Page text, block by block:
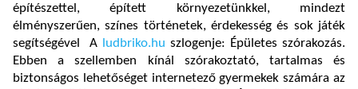
építészettel, épített környezetünkkel, mindezt
élményszerűen, színes történetek, érdekesség és sok játék
segítségével A
ludbriko.hu szlogenje: Épületes szórakozás.
Ebben a szellemben kínál szórakoztató, tartalmas és
biztonságos lehetőséget internetező gyermekek számára az